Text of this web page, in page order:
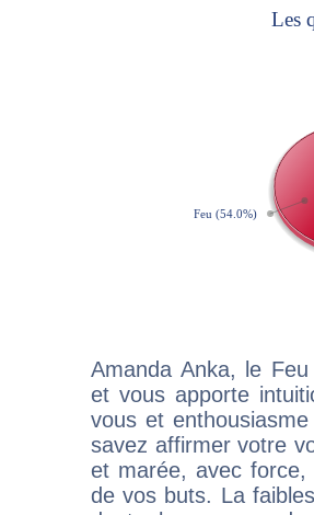
Amanda Anka, le
et vous apporte
vous et
savez affirmer votre
et marée, avec
de vos buts. La